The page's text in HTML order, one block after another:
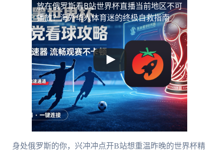
放在俄罗斯看B站世界杯直播当前地区不可
播放？海外华人体育迷的终极自救指南
身处俄罗斯的你，兴冲冲点开B站想重温昨晚的世界杯精